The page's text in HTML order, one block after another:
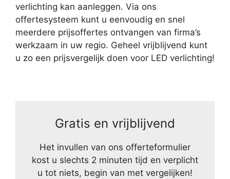
verlichting kan aanleggen. Via ons
offertesysteem kunt u eenvoudig en snel
meerdere prijsoffertes ontvangen van firma’s
werkzaam in uw regio. Geheel vrijblijvend kunt
u zo een prijsvergelijk doen voor LED verlichting!
Gratis en vrijblijvend
Het invullen van ons offerteformulier
kost u slechts 2 minuten tijd en verplicht
u tot niets, begin van met vergelijken!